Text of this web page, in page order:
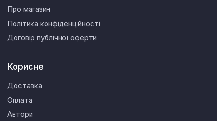
Про магазин
Політика конфіденційності
Договір публічної оферти
Корисне
Доставка
Оплата
Автори